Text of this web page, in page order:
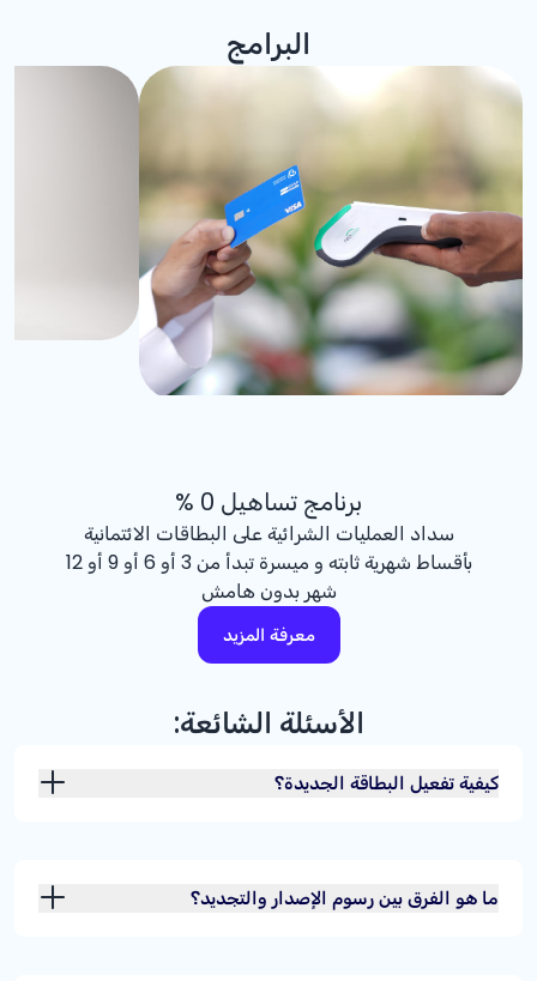
البرامج
برنامج تساهيل 0 %
سداد العمليات الشرائية على البطاقات الائتمانية
بأقساط شهرية ثابته و ميسرة تبدأ من 3 أو 6 أو 9 أو 12
شهر بدون هامش
معرفة المزيد
الأسئلة الشائعة:
كيفية تفعيل البطاقة الجديدة؟
ما هو الفرق بين رسوم الإصدار والتجديد؟